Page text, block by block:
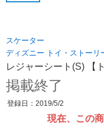
スケーター
ディズニー トイ・ストーリ
レジャーシート(S) 【
掲載終了
登録日：2019/5/2
現在、この